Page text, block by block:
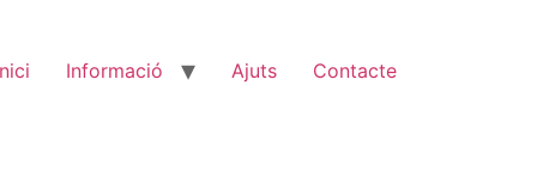
Informació Ajuts Contacte